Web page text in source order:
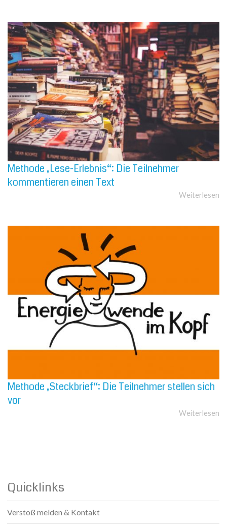
Methode „Lese-Erlebnis“: Die Teilnehmer
kommentieren einen Text
Weiterlesen
Methode „Steckbrief“: Die Teilnehmer stellen sich
vor
Weiterlesen
Quicklinks
Verstoß melden & Kontakt